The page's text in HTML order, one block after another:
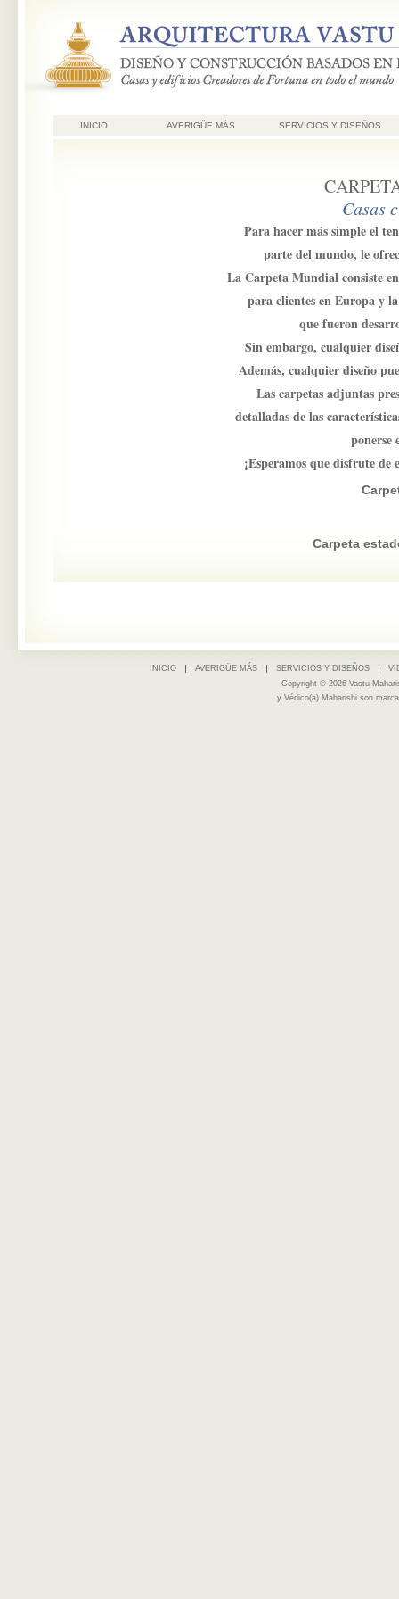
INICIO AVERIGÜE MÁS SERVICIOS Y DISEÑOS
Casas
Para hacer más simple el
parte del mundo, le
La Carpeta Mundial consiste
para clientes en Europa y
que fueron
Sin embargo, cualquier
Además, cualquier diseño
Las carpetas adjuntas
detalladas de las
ponerse
¡Esperamos que disfrute de
Carpeta
INICIO AVERIGÜE MÁS SERVICIOS Y DISEÑOS
Copyright © 2026 Vastu
y Védico(a) Maharishi son